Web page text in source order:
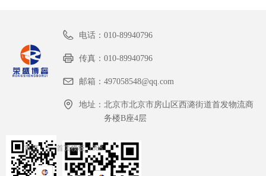
电话： 010-89940796
传真： 010-89940796
邮箱： 497058548@qq.com
地址： 北京市北京市房山区西潞街道首发物流商
务楼B座4层
首页 ꄲ 首页模板_1388